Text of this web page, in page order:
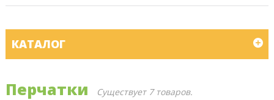
КАТАЛОГ
Перчатки Существует 7 товаров.